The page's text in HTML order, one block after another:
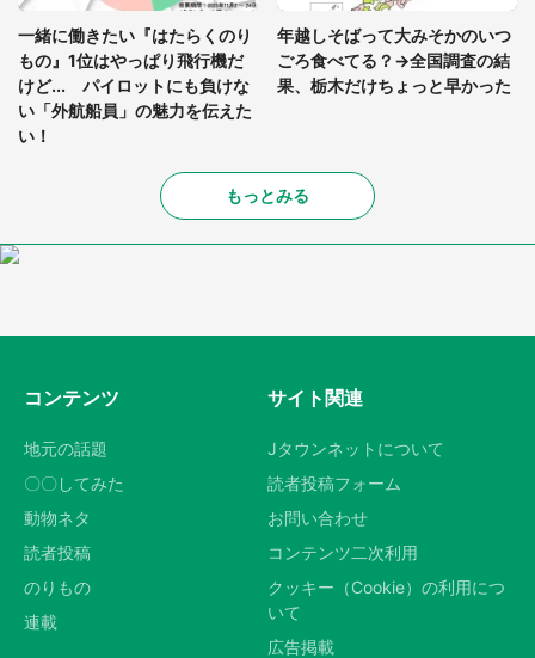
一緒に働きたい『はたらくのり
もの』1位はやっぱり飛行機だ
けど... パイロットにも負けな
い「外航船員」の魅力を伝えた
い！
年越しそばって大みそかのいつ
ごろ食べてる？→全国調査の結
果、栃木だけちょっと早かった
もっとみる
コンテンツ
地元の話題
〇〇してみた
動物ネタ
読者投稿
のりもの
連載
サイト関連
Jタウンネットについて
読者投稿フォーム
お問い合わせ
コンテンツ二次利用
クッキー（Cookie）の利用につ
いて
広告掲載